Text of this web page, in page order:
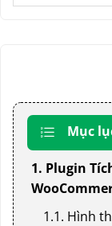
Mục
1. Plugin
1.1. Hình